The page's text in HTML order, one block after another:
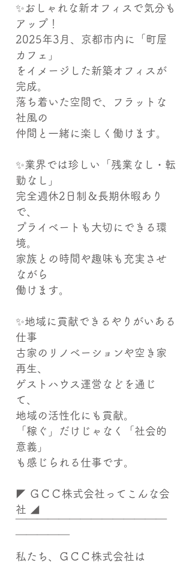
✨おしゃれな新オフィスで気分も
アップ！
2025年3月、京都市内に「町屋
カフェ」
をイメージした新築オフィスが
完成。
落ち着いた空間で、フラットな
社風の
仲間と一緒に楽しく働けます。
✨業界では珍しい「残業なし・転
勤なし」
完全週休2日制＆長期休暇あり
で、
プライベートも大切にできる環
境。
家族との時間や趣味も充実させ
ながら
働けます。
✨地域に貢献できるやりがいある
仕事
古家のリノベーションや空き家
再生、
ゲストハウス運営などを通じ
て、
地域の活性化にも貢献。
「稼ぐ」だけじゃなく「社会的
意義」
も感じられる仕事です。
◤ ＧＣＣ株式会社ってこんな会
社 ◢
私たち、ＧＣＣ株式会社は